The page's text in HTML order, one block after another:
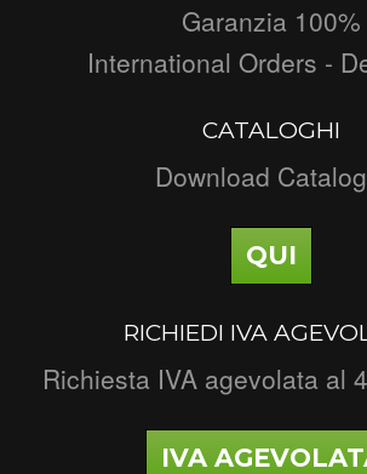
Garanzia 100%
International Orders -
CATALOGHI
Download
QUI
RICHIEDI IVA
Richiesta IVA agevolata al
IVA